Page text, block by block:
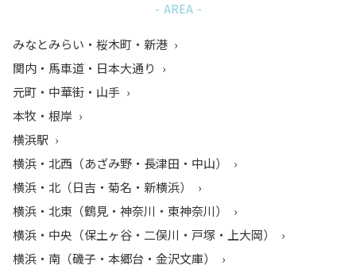
AREA
みなとみらい・桜木町・新港
関内・馬車道・日本大通り
元町・中華街・山手
本牧・根岸
横浜駅
横浜・北西（あざみ野・長津田・中山）
横浜・北（日吉・菊名・新横浜）
横浜・北東（鶴見・神奈川・東神奈川）
横浜・中央（保土ヶ谷・二俣川・戸塚・上大岡）
横浜・南（磯子・本郷台・金沢文庫）